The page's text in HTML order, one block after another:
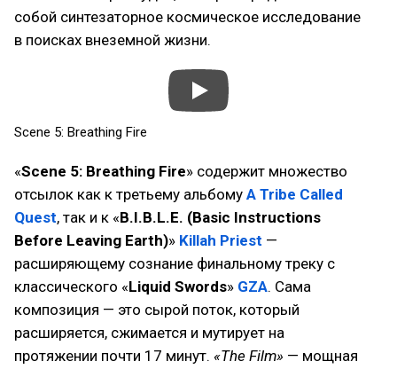
собой синтезаторное космическое исследование
в поисках внеземной жизни.
Scene 5: Breathing Fire
«Scene 5: Breathing Fire» содержит множество
отсылок как к третьему альбому A Tribe Called
Quest, так и к «B.I.B.L.E. (Basic Instructions
Before Leaving Earth)» Killah Priest —
расширяющему сознание финальному треку с
классического «Liquid Swords» GZA. Сама
композиция — это сырой поток, который
расширяется, сжимается и мутирует на
протяжении почти 17 минут. «The Film» — мощная